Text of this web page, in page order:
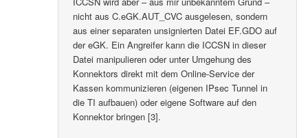
nicht aus C.eGK.AUT_CVC ausgelesen, sondern
aus einer separaten unsignierten Datei EF.GDO auf
der eGK. Ein Angreifer kann die ICCSN in dieser
Datei manipulieren oder unter Umgehung des
Konnektors direkt mit dem Online-Service der
Kassen kommunizieren (eigenen IPsec Tunnel in
die TI aufbauen) oder eigene Software auf den
Konnektor bringen [3].